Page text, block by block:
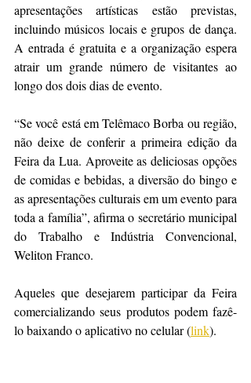
apresentações artísticas estão previstas,
incluindo músicos locais e grupos de dança.
A entrada é gratuita e a organização espera
atrair um grande número de visitantes ao
longo dos dois dias de evento.
“Se você está em Telêmaco Borba ou região,
não deixe de conferir a primeira edição da
Feira da Lua. Aproveite as deliciosas opções
de comidas e bebidas, a diversão do bingo e
as apresentações culturais em um evento para
toda a família”, afirma o secretário municipal
do Trabalho e Indústria Convencional,
Weliton Franco.
Aqueles que desejarem participar da Feira
comercializando seus produtos podem fazê-
lo baixando o aplicativo no celular (link).